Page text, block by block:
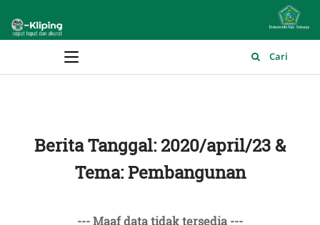
Main Menu Cari
Berita Tanggal: 2020/april/23 &
Tema: Pembangunan
--- Maaf data tidak tersedia ---